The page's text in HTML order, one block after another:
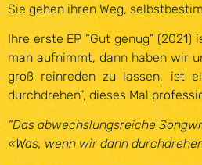
Sie gehen ihren Weg,
Ihre erste EP “Gut genug”
man aufnimmt, dann haben wir
groß reinreden zu lassen, ist
durchdrehen”, dieses Mal
“Das abwechslungsreiche
«Was, wenn wir dann